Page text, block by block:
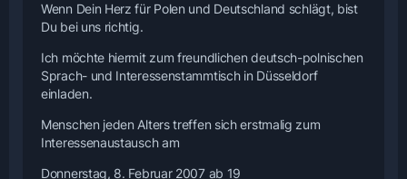
Wenn Dein Herz für Polen und Deutschland schlägt, bist
Du bei uns richtig.
Ich möchte hiermit zum freundlichen deutsch-polnischen
Sprach- und Interessenstammtisch in Düsseldorf
einladen.
Menschen jeden Alters treffen sich erstmalig zum
Interessenaustausch am
Donnerstag, 8. Februar 2007 ab 19